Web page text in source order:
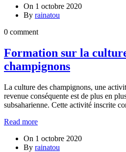
On 1 octobre 2020
By rainatou
0 comment
Formation sur la
champignons
La culture des champignons, une
revenue conséquente est de plus en
subsaharienne. Cette activité inscrite
Read more
On 1 octobre 2020
By rainatou